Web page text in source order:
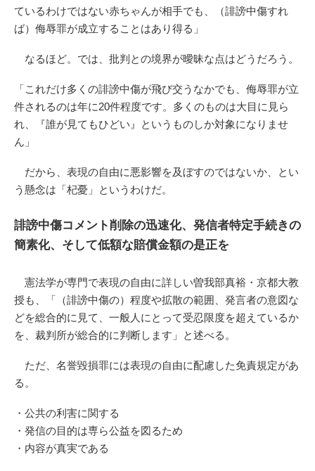
ているわけではない赤ちゃんが相手でも、（誹謗中傷すれ
ば）侮辱罪が成立することはあり得る」
なるほど。では、批判との境界が曖昧な点はどうだろう。
「これだけ多くの誹謗中傷が飛び交うなかでも、侮辱罪が立
件されるのは年に20件程度です。多くのものは大目に見ら
れ、『誰が見てもひどい』というものしか対象になりませ
ん」
だから、表現の自由に悪影響を及ぼすのではないか、とい
う懸念は「杞憂」というわけだ。
誹謗中傷コメント削除の迅速化、発信者特定手続きの
簡素化、そして低額な賠償金額の是正を
憲法学が専門で表現の自由に詳しい曽我部真裕・京都大教
授も、「（誹謗中傷の）程度や拡散の範囲、発言者の意図な
どを総合的に見て、一般人にとって受忍限度を超えているか
を、裁判所が総合的に判断します」と述べる。
ただ、名誉毀損罪には表現の自由に配慮した免責規定があ
る。
・公共の利害に関する
・発信の目的は専ら公益を図るため
・内容が真実である